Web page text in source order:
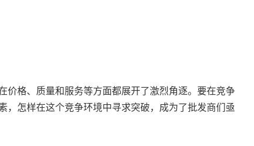
格、质量和服务等方面都展开了激烈角逐。要在竞争
怎样在这个竞争环境中寻求突破，成为了批发商们亟